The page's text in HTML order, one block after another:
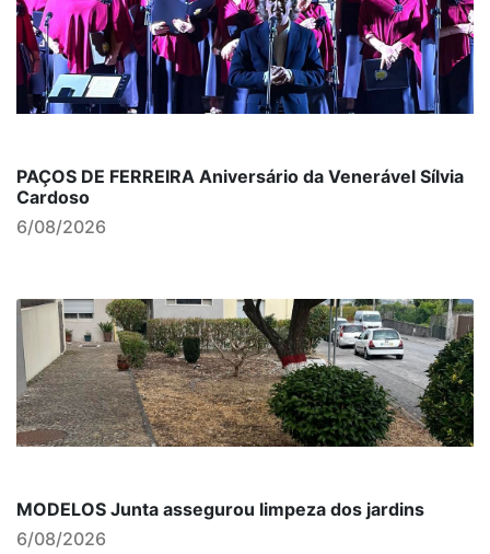
PAÇOS DE FERREIRA Aniversário da Venerável Sílvia
Cardoso
6/08/2026
MODELOS Junta assegurou limpeza dos jardins
6/08/2026